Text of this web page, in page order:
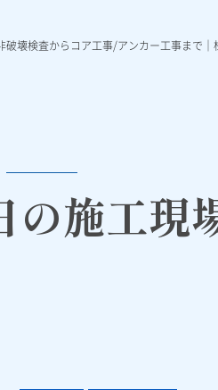
破壊検査からコア工事/アンカー工事まで｜
の施工現